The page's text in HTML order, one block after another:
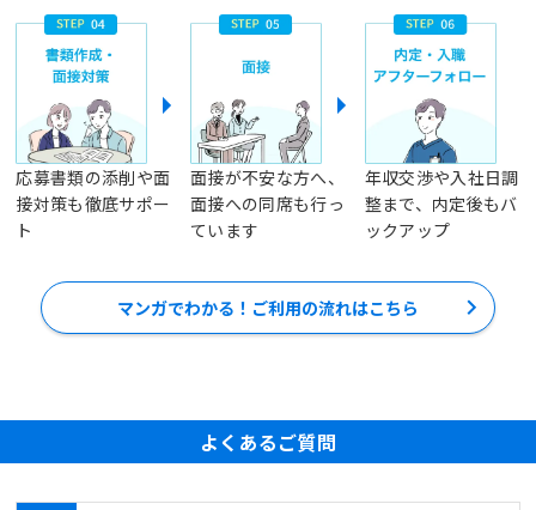
応募書類の添削や面
接対策も徹底サポー
ト
面接が不安な方へ、
面接への同席も行っ
ています
年収交渉や入社日調
整まで、内定後もバ
ックアップ
マンガでわかる！ご利用の流れはこちら
よくあるご質問